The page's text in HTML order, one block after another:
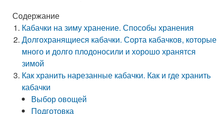
Содержание
Кабачки на зиму хранение. Способы хранения
Долгохранящиеся кабачки. Сорта кабачков, которые
много и долго плодоносили и хорошо хранятся
зимой
Как хранить нарезанные кабачки. Как и где хранить
кабачки
Выбор овощей
Подготовка